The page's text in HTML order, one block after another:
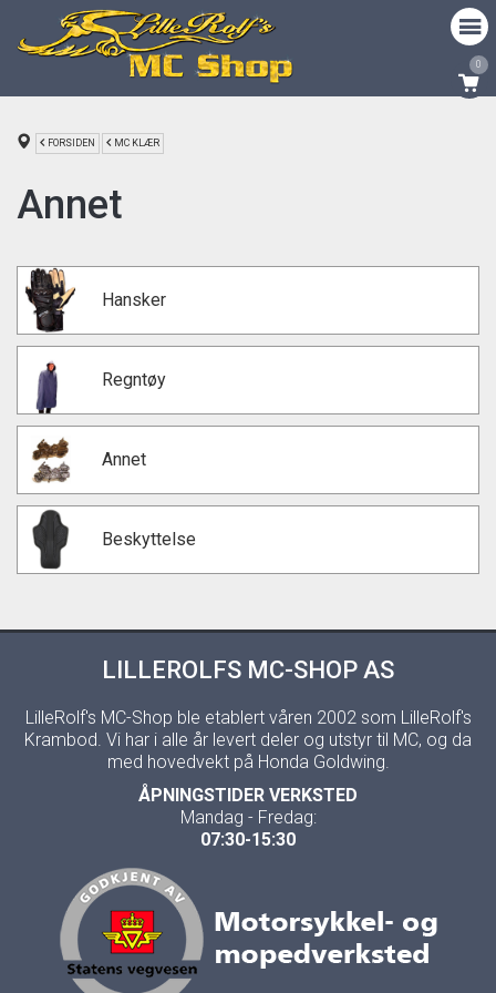
0
FORSIDEN MC KLÆR
Annet
Hansker
Regntøy
Annet
Beskyttelse
LILLEROLFS MC-SHOP AS
LilleRolf's MC-Shop ble etablert våren 2002 som LilleRolf's
Krambod. Vi har i alle år levert deler og utstyr til MC, og da
med hovedvekt på Honda Goldwing.
ÅPNINGSTIDER VERKSTED
Mandag - Fredag:
07:30-15:30